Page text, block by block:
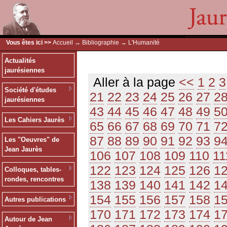
Vous êtes ici >> Accueil → Bibliographie → L'Humanité
Actualités
jaurésiennes
Société d'études
jaurésiennes
Les Cahiers Jaurès
Les "Oeuvres" de
Jean Jaurès
Colloques, tables-
rondes, rencontres
Autres publications
Autour de Jean
Aller à la page << 1 2 3
21 22 23 24 25 26 27
43 44 45 46 47 48 49
65 66 67 68 69 70 71
87 88 89 90 91 92 93
106 107 108 109 110
122 123 124 125 126
138 139 140 141 142
154 155 156 157 158
170 171 172 173 174